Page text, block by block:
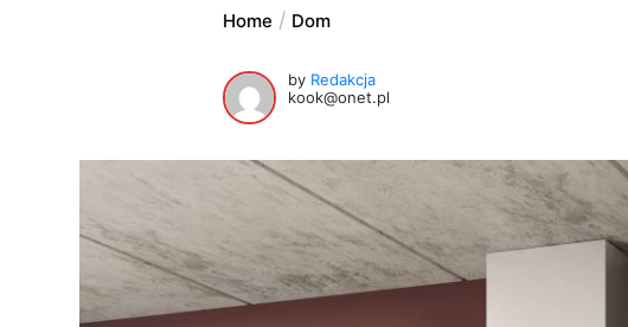
Home Dom
by Redakcja
kook@onet.pl